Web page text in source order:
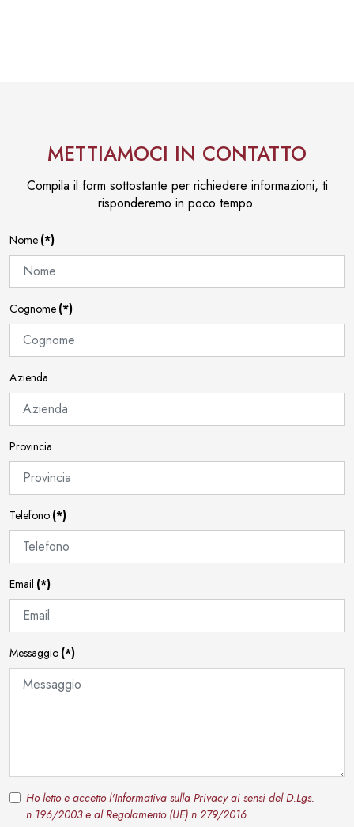
METTIAMOCI IN CONTATTO
Compila il form sottostante per richiedere informazioni, ti
risponderemo in poco tempo.
Nome (*)
Cognome (*)
Azienda
Provincia
Telefono (*)
Email (*)
Messaggio (*)
Ho letto e accetto l'Informativa sulla Privacy ai sensi del D.Lgs.
n.196/2003 e al Regolamento (UE) n.279/2016.